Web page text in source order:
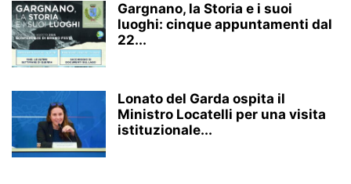
Gargnano, la Storia e i suoi
luoghi: cinque appuntamenti dal
22...
Lonato del Garda ospita il
Ministro Locatelli per una visita
istituzionale...